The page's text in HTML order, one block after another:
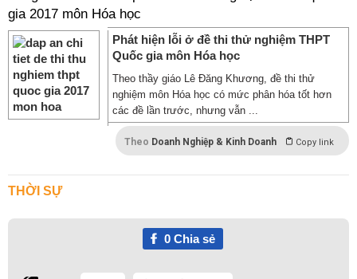
gia 2017 môn Hóa học
Phát hiện lỗi ở đề thi thử nghiệm THPT
Quốc gia môn Hóa học
Theo thầy giáo Lê Đăng Khương, đề thi thử
nghiệm môn Hóa học có mức phân hóa tốt hơn
các đề lần trước, nhưng vẫn ...
Theo Doanh Nghiệp & Kinh Doanh Copy link
THỜI SỰ
0Chia sẻ